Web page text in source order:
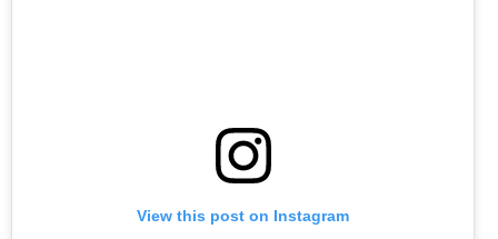
View this post on Instagram